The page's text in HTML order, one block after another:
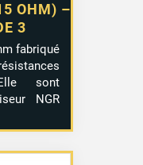
OHM) –
3
fabriqué
sont
NGR